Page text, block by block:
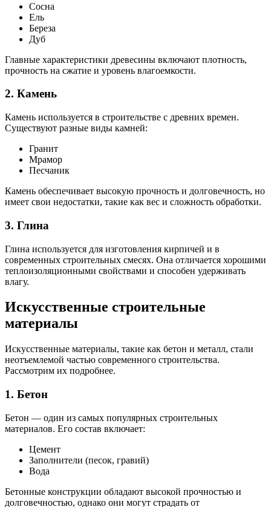
Сосна
Ель
Береза
Дуб
Главные характеристики древесины включают плотность,
прочность на сжатие и уровень влагоемкости.
2. Камень
Камень используется в строительстве с древних времен.
Существуют разные виды камней:
Гранит
Мрамор
Песчаник
Камень обеспечивает высокую прочность и долговечность, но
имеет свои недостатки, такие как вес и сложность обработки.
3. Глина
Глина используется для изготовления кирпичей и в
современных строительных смесях. Она отличается хорошими
теплоизоляционными свойствами и способен удерживать
влагу.
Искусственные строительные
материалы
Искусственные материалы, такие как бетон и металл, стали
неотъемлемой частью современного строительства.
Рассмотрим их подробнее.
1. Бетон
Бетон — один из самых популярных строительных
материалов. Его состав включает:
Цемент
Заполнители (песок, гравий)
Вода
Бетонные конструкции обладают высокой прочностью и
долговечностью, однако они могут страдать от